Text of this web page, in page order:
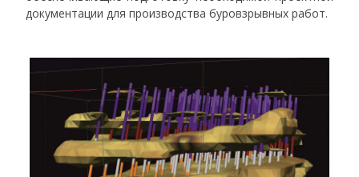
документации для производства буровзрывных работ.